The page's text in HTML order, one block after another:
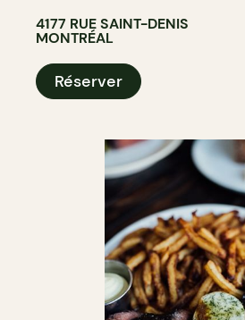
4177 RUE SAINT-DENIS
MONTRÉAL
Réserver